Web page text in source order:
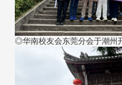
◎华南校友会东莞分会于潮州